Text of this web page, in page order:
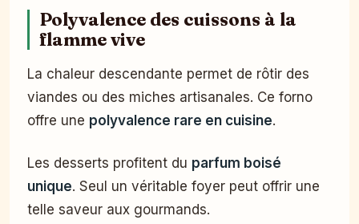
Polyvalence des cuissons à la
flamme vive
La chaleur descendante permet de rôtir des
viandes ou des miches artisanales. Ce forno
offre une polyvalence rare en cuisine.
Les desserts profitent du parfum boisé
unique. Seul un véritable foyer peut offrir une
telle saveur aux gourmands.